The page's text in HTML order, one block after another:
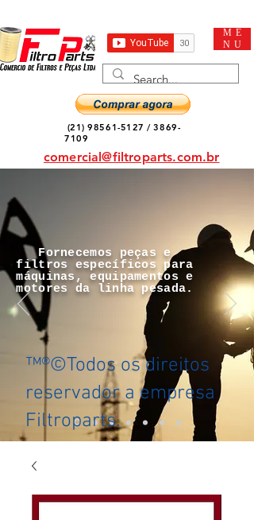
ME
NU
(21) 98561-5127 /3869-
7109
comercial@filtroparts.com.br
Fornecemos peças e
filtros específicos para
máquinas, equipamentos e
motores da linha pesada.
™®©Todos os direitos
reservador a empresa
Filtroparts.